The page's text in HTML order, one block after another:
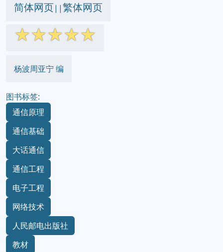
简体网页||繁体网页
☆☆☆☆☆
杨波周亚宁 编
图书标签:
通信原理
通信基础
大话通信
通信工程
电子工程
网络技术
人民邮电出版社
教材